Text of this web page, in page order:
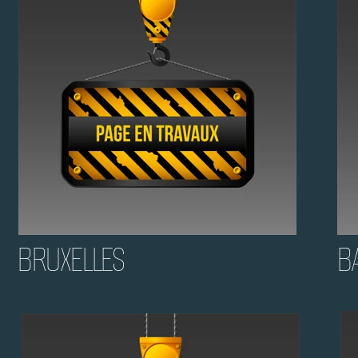
BRUXELLES